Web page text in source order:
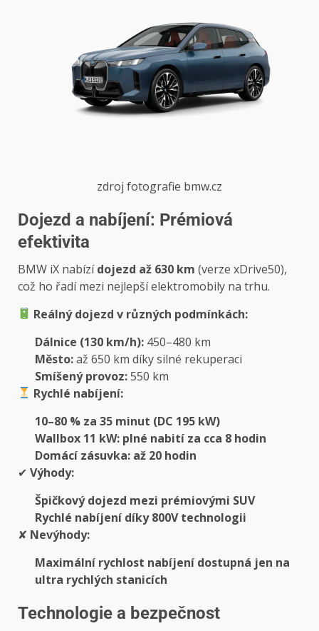
zdroj fotografie bmw.cz
Dojezd a nabíjení: Prémiová
efektivita
BMW iX nabízídojezd až 630 km (verze xDrive50),
což ho řadí mezi nejlepší elektromobily na trhu.
Reálný dojezd v různých podmínkách:
Dálnice (130 km/h): 450–480 km
Město:až 650 km díky silné rekuperaci
Smíšený provoz:550 km
Rychlé nabíjení:
10–80 % za 35 minut (DC 195 kW)
Wallbox 11 kW: plné nabití za cca 8 hodin
Domácí zásuvka: až 20 hodin
✔ Výhody:
Špičkový dojezd mezi prémiovými SUV
Rychlé nabíjení díky 800V technologii
✘ Nevýhody:
Maximální rychlost nabíjení dostupná jen na
ultra rychlých stanicích
Technologie a bezpečnost